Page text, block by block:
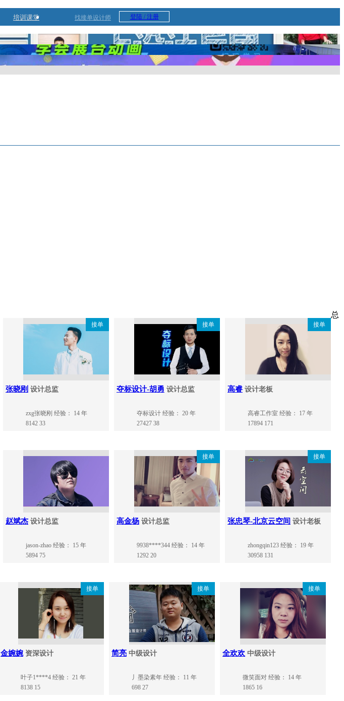
培训课堂 找接单设计师 登陆 / 注册
接单
张晓刚 设计总监
zxg张晓刚 经验： 14 年
8142 33
接单
夺标设计-胡勇 设计总监
夺标设计 经验： 20 年
27427 38
接单
高睿 设计老板
高睿工作室 经验： 17 年
17894 171
赵斌杰 设计总监
jason-zhao 经验： 15 年
5894 75
接单
高金杨 设计总监
9938****344 经验： 14 年
1292 20
接单
张忠琴-北京云空间 设计老板
zhongqin123 经验： 19 年
30958 131
接单
金婉婉 资深设计
叶子1****4 经验： 21 年
8138 15
接单
简亮 中级设计
丿墨染素年 经验： 11 年
698 27
接单
全欢欢 中级设计
微笑面对 经验： 14 年
1865 16
总